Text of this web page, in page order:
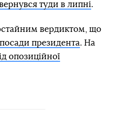
туди в липні.
вердиктом, що
президента. На
опозиційної